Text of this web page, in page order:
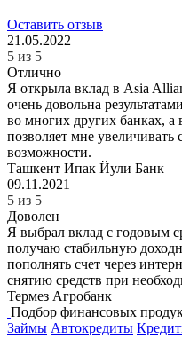
Оставить отзыв
21.05.2022
5 из 5
Отлично
Я открыла вклад в Asia
очень довольна
во многих других банках,
позволяет мне
возможности.
Ташкент Ипак Йули Банк
09.11.2021
5 из 5
Доволен
Я выбрал вклад с годовым
получаю стабильную
пополнять счет через
снятию средств при
Термез Агробанк
Подбор финансовых
Займы Автокредиты